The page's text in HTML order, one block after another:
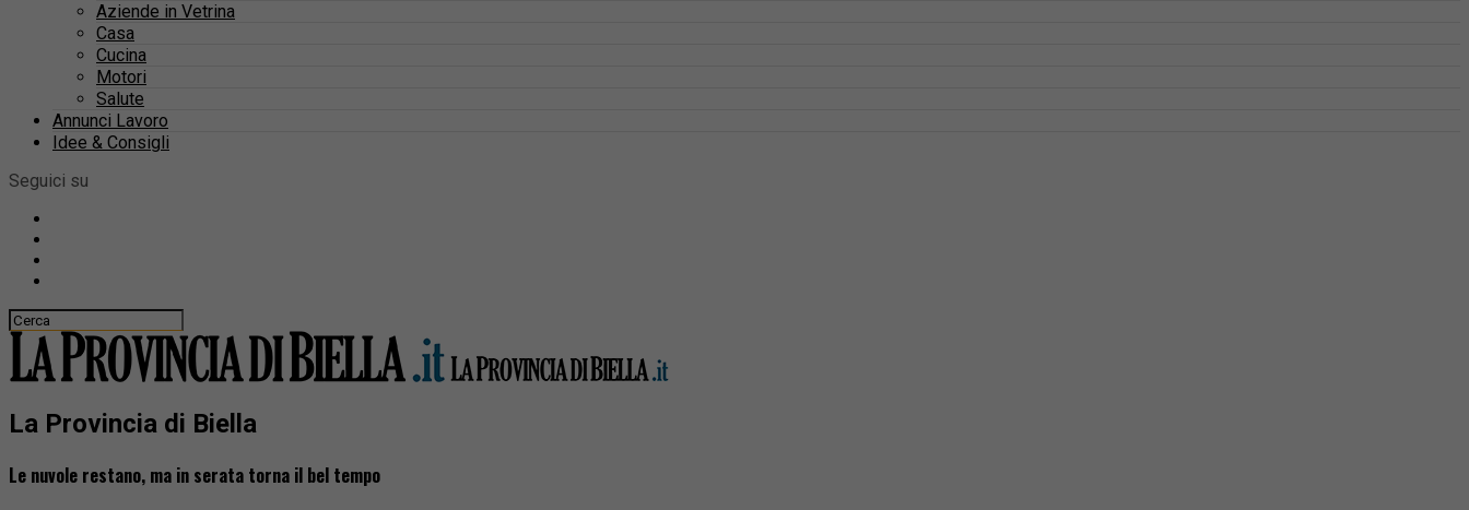
Aziende in Vetrina
Casa
Cucina
Motori
Salute
Annunci Lavoro
Idee & Consigli
Seguici su
La Provincia di Biella
Le nuvole restano, ma in serata torna il bel tempo